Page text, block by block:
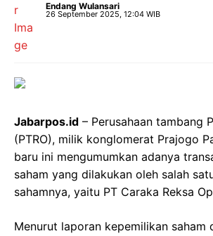
Endang Wulansari
26 September 2025, 12:04 WIB
Jabarpos.id – Perusahaan tambang
(PTRO), milik konglomerat Prajogo
baru ini mengumumkan adanya
saham yang dilakukan oleh salah
sahamnya, yaitu PT Caraka Reksa
Menurut laporan kepemilikan saham